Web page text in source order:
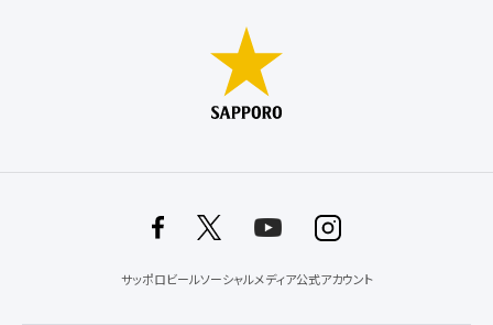
サッポロビールソーシャルメディア公式アカウント